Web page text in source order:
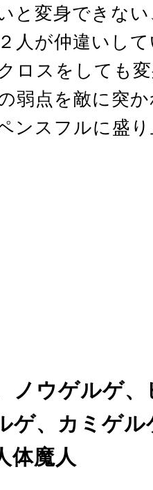
と変身できな
人が仲違いし
ロスをしても
弱点を敵に突
ンスフルに盛
ノウゲルゲ
ゲ、カミゲ
体魔人